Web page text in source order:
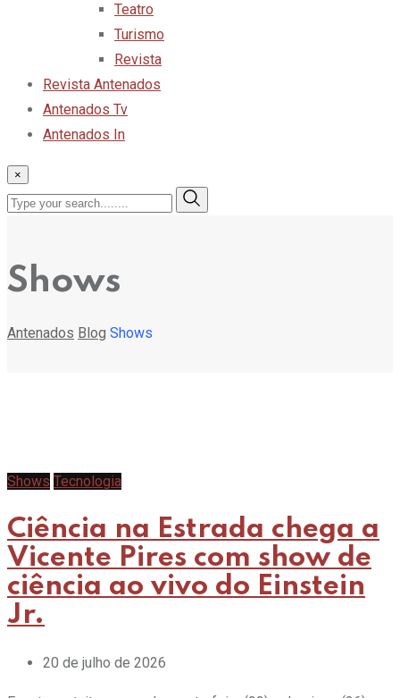
Teatro
Turismo
Revista
Revista Antenados
Antenados Tv
Antenados In
×
Shows
Antenados Blog Shows
Shows Tecnologia
Ciência na Estrada chega a
Vicente Pires com show de
ciência ao vivo do Einstein
Jr.
20 de julho de 2026